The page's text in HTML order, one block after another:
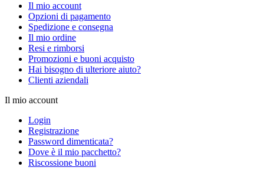
Il mio account
Opzioni di pagamento
Spedizione e consegna
Il mio ordine
Resi e rimborsi
Promozioni e buoni acquisto
Hai bisogno di ulteriore aiuto?
Clienti aziendali
Il mio account
Login
Registrazione
Password dimenticata?
Dove è il mio pacchetto?
Riscossione buoni